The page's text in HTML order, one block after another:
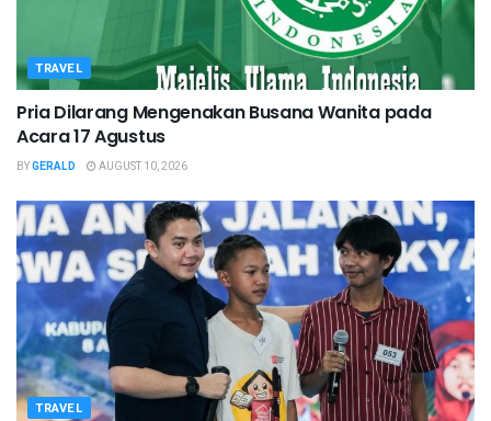
TRAVEL
Pria Dilarang Mengenakan Busana Wanita pada
Acara 17 Agustus
BYGERALD AUGUST 10, 2026
TRAVEL